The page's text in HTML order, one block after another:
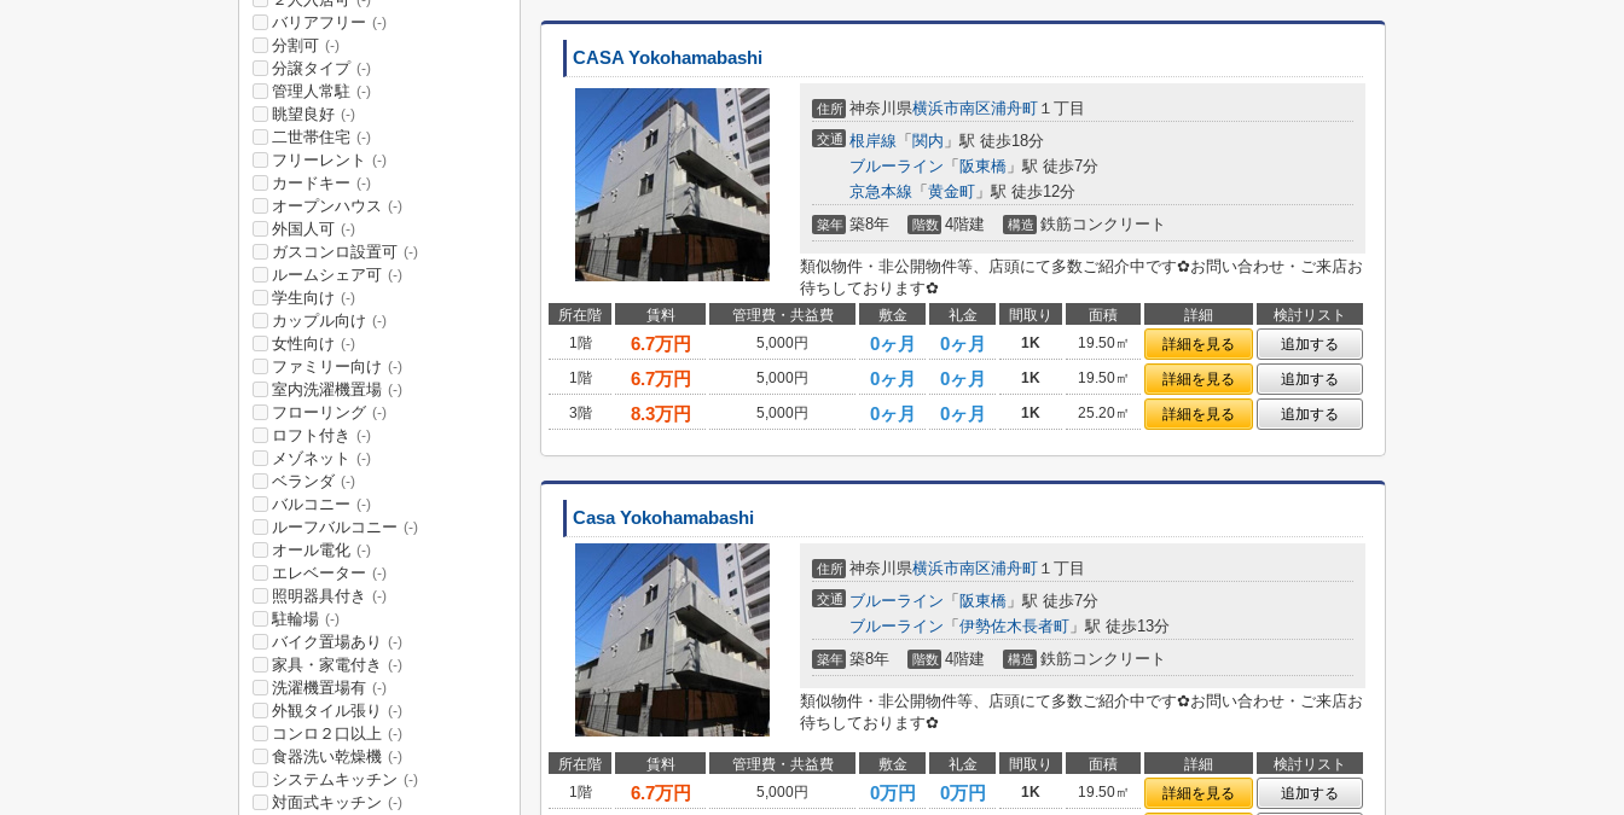
CASA Yokohamabashi
住所 神奈川県横浜市南区浦舟町 １丁目
交通 根岸線 「 関内 」駅 徒歩18分
ブルーライン 「 阪東橋 」駅 徒歩7分
京急本線 「 黄金町 」駅 徒歩12分
築年 築8年 階数 4階建 構造 鉄筋コンクリート
類似物件・非公開物件等、店頭にて多数ご紹介中です✿お問い合わせ・ご来店お
待ちしております✿
所在階 賃料 管理費・共益費 敷金 礼金 間取り 面積 詳細
検討リスト
1階
6.7万円 5,000円 0ヶ月 0ヶ月 1K 19.50㎡ 詳細を見る
追加する
1階
6.7万円 5,000円 0ヶ月 0ヶ月 1K 19.50㎡ 詳細を見る
追加する
3階
8.3万円 5,000円 0ヶ月 0ヶ月 1K 25.20㎡ 詳細を見る 追加する
Casa Yokohamabashi
住所 神奈川県横浜市南区浦舟町 １丁目
交通 ブルーライン 「 阪東橋 」駅 徒歩7分
ブルーライン 「 伊勢佐木長者町 」駅 徒歩13分
築年 築8年 階数 4階建 構造 鉄筋コンクリート
類似物件・非公開物件等、店頭にて多数ご紹介中です✿お問い合わせ・ご来店お
待ちしております✿
所在階 賃料 管理費・共益費 敷金 礼金 間取り 面積 詳細
検討リスト
1階
6.7万円 5,000円 0万円 0万円 1K 19.50㎡ 詳細を見る
追加する
バリアフリー (-)
分割可 (-)
分譲タイプ (-)
管理人常駐 (-)
眺望良好 (-)
二世帯住宅 (-)
フリーレント (-)
カードキー (-)
オープンハウス (-)
外国人可 (-)
ガスコンロ設置可 (-)
ルームシェア可 (-)
学生向け (-)
カップル向け (-)
女性向け (-)
ファミリー向け (-)
室内洗濯機置場 (-)
フローリング (-)
ロフト付き (-)
メゾネット (-)
ベランダ (-)
バルコニー (-)
ルーフバルコニー (-)
オール電化 (-)
エレベーター (-)
照明器具付き (-)
駐輪場 (-)
バイク置場あり (-)
家具・家電付き (-)
洗濯機置場有 (-)
外観タイル張り (-)
コンロ２口以上 (-)
食器洗い乾燥機 (-)
システムキッチン (-)
対面式キッチン (-)